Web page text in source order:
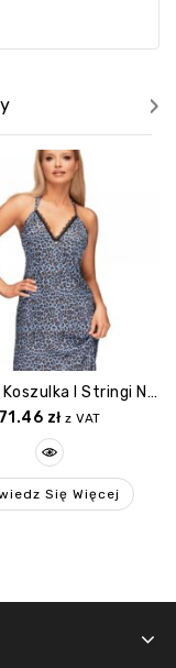
Nadines Koszulka I Stringi Niebieska S/M
71.46 zł z VAT
Się Więcej
›